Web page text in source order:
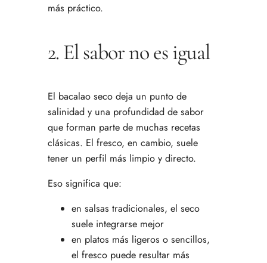
más práctico.
2. El sabor no es igual
El bacalao seco deja un punto de
salinidad y una profundidad de sabor
que forman parte de muchas recetas
clásicas. El fresco, en cambio, suele
tener un perfil más limpio y directo.
Eso significa que:
en salsas tradicionales, el seco
suele integrarse mejor
en platos más ligeros o sencillos,
el fresco puede resultar más